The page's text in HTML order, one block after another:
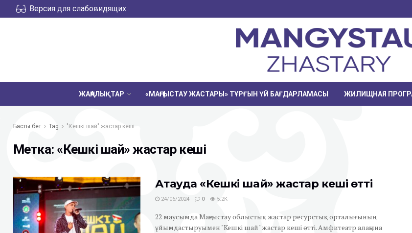
Версия для слабовидящих
ЖАҢАЛЫҚТАР «МАҢҒЫСТАУ ЖАСТАРЫ» ТҰРҒЫН ҮЙ БАҒДАРЛАМАСЫ ЖИЛИЩНАЯ
Басты бет Tag "Кешкі шай" жастар кеші
Метка: «Кешкі шай» жастар кеші
Ақтауда «Кешкі шай» жастар кеші өтті
24/06/2024 0 5.2K
22 маусымда Маңғыстау облыстық жастар ресурстық орталығының
ұйымдастыруымен "Кешкі шай" жастар кеші өтті. Амфитеатр алаңына